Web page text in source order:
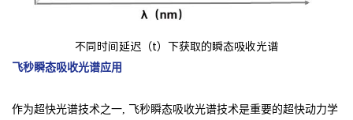
不同时间延迟（t）下获取的瞬态吸收光谱
飞秒瞬态吸收光谱应用
作为超快光谱技术之一, 飞秒瞬态吸收光谱技术是重要的超快动力学